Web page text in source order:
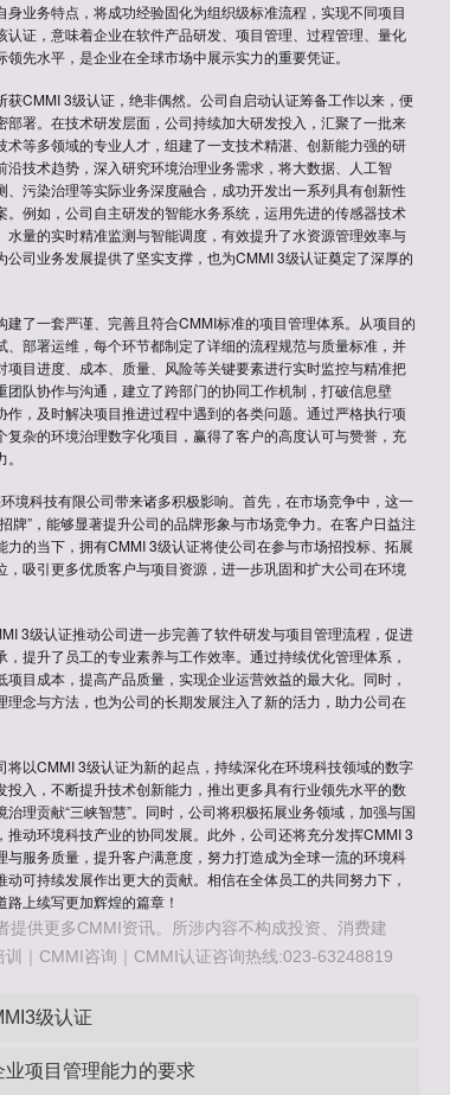
身业务特点，将成功经验固化为组织级标准流程，实现不同项目
认证，意味着企业在软件产品研发、项目管理、过程管理、量化
先水平，是企业在全球市场中展示实力的重要凭证。
获CMMI 3级认证，绝非偶然。公司自启动认证筹备工作以来，便
部署。在技术研发层面，公司持续加大研发投入，汇聚了一批来
术等多领域的专业人才，组建了一支技术精湛、创新能力强的研
沿技术趋势，深入研究环境治理业务需求，将大数据、人工智
污染治理等实际业务深度融合，成功开发出一系列具有创新性
。例如，公司自主研发的智能水务系统，运用先进的传感器技术
水量的实时精准监测与智能调度，有效提升了水资源管理效率与
司业务发展提供了坚实支撑，也为CMMI 3级认证奠定了深厚的
了一套严谨、完善且符合CMMI标准的项目管理体系。从项目的
、部署运维，每个环节都制定了详细的流程规范与质量标准，并
项目进度、成本、质量、风险等关键要素进行实时监控与精准把
团队协作与沟通，建立了跨部门的协同工作机制，打破信息壁
，及时解决项目推进过程中遇到的各类问题。通过严格执行项
复杂的环境治理数字化项目，赢得了客户的高度认可与赞誉，充
境科技有限公司带来诸多积极影响。首先，在市场竞争中，这一
牌”，能够显著提升公司的品牌形象与市场竞争力。在客户日益注
的当下，拥有CMMI 3级认证将使公司在参与市场招投标、拓展
吸引更多优质客户与项目资源，进一步巩固和扩大公司在环境
3级认证推动公司进一步完善了软件研发与项目管理流程，促进
提升了员工的专业素养与工作效率。通过持续优化管理体系，
目成本，提高产品质量，实现企业运营效益的最大化。同时，
理念与方法，也为公司的长期发展注入了新的活力，助力公司在
将以CMMI 3级认证为新的起点，持续深化在环境科技领域的数字
投入，不断提升技术创新能力，推出更多具有行业领先水平的数
理贡献“三峡智慧”。同时，公司将积极拓展业务领域，加强与国
推动环境科技产业的协同发展。此外，公司还将充分发挥CMMI 3
与服务质量，提升客户满意度，努力打造成为全球一流的环境科
可持续发展作出更大的贡献。相信在全体员工的共同努力下，
上续写更加辉煌的篇章！
提供更多CMMI资讯。所涉内容不构成投资、消费建
｜CMMI咨询｜CMMI认证咨询热线:023-63248819
级认证
业项目管理能力的要求